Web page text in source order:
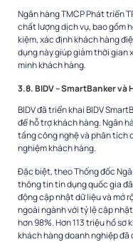
Ngân hàng TMCP Phát triển
chất lượng dịch vụ, bao gồm
kiệm, xác định khách hàng
dụng này giúp giảm thời gian
minh khách hàng.
3.8. BIDV – SmartBanker và
BIDV đã triển khai BIDV
để hỗ trợ khách hàng. Ngân
tầng công nghệ và phân tích
nghiệm khách hàng.
Đặc biệt, theo Thống đốc
thông tin tín dụng quốc gia
động cập nhật dữ liệu và mở
ngoài ngành với tỷ lệ cập
hơn 98%. Hơn 113 triệu hồ sơ
khách hàng doanh nghiệp